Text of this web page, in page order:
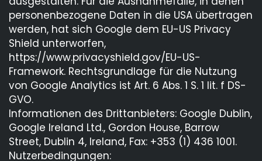
personenbezogene Daten in die USA übertragen
werden, hat sich Google dem EU-US Privacy
Shield unterworfen,
https://www.privacyshield.gov/EU-US-
Framework. Rechtsgrundlage für die Nutzung
von Google Analytics ist Art. 6 Abs. 1 S. 1 lit. f DS-
GVO.
Informationen des Drittanbieters: Google Dublin,
Google Ireland Ltd., Gordon House, Barrow
Street, Dublin 4, Ireland, Fax: +353 (1) 436 1001.
Nutzerbedingungen: